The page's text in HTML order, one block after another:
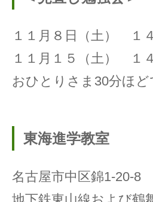
１１月８日（土） １
１１月１５（土） １
おひとりさま30分ほ
東海進学教室
名古屋市中区錦1-20-8
地下鉄東山線および